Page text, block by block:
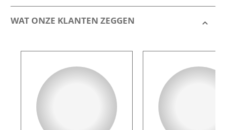
WAT ONZE KLANTEN ZEGGEN